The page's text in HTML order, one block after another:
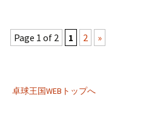
Page 1 of 2 1 2 »
卓球王国WEBトップへ